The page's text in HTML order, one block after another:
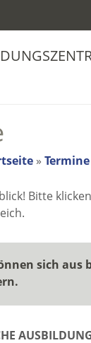
» Termine
Bitte
sich aus